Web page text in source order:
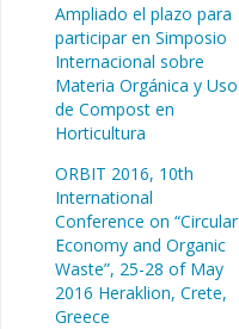
Ampliado el plazo para
participar en Simposio
Internacional sobre
Materia Orgánica y Uso
de Compost en
Horticultura
ORBIT 2016, 10th
International
Conference on “Circular
Economy and Organic
Waste”, 25-28 of May
2016 Heraklion, Crete,
Greece